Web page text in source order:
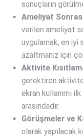
sonuçların
Ameliyat
verilen ameliyat
uygulamak, en iyi
azaltmanız için
Aktivite
gerektiren
ekran kullanımı
arasındadır.
Görüşmeler ve
olarak yapılacak